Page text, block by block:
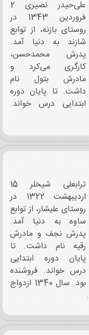
علی‌حیدر نصیری 2
فروردین 1343 در
روستای بازنه، از توابع
شازند به دنیا آمد.
پدرش محمدحسن،
کارگری می‌کرد و
مادرش بتول نام
داشت. تا پایان دوره
ابتدایی درس خواند.
ترابعلی شیخلر 15
اردیبهشت 1322 در
روستای علیشار، از توابع
ساوه به دنیا آمد.
پدرش نجف و مادرش
رقیه نام داشت. تا
پایان دوره ابتدایی
درس خواند. فروشنده
بود. سال 1340 ازدواج